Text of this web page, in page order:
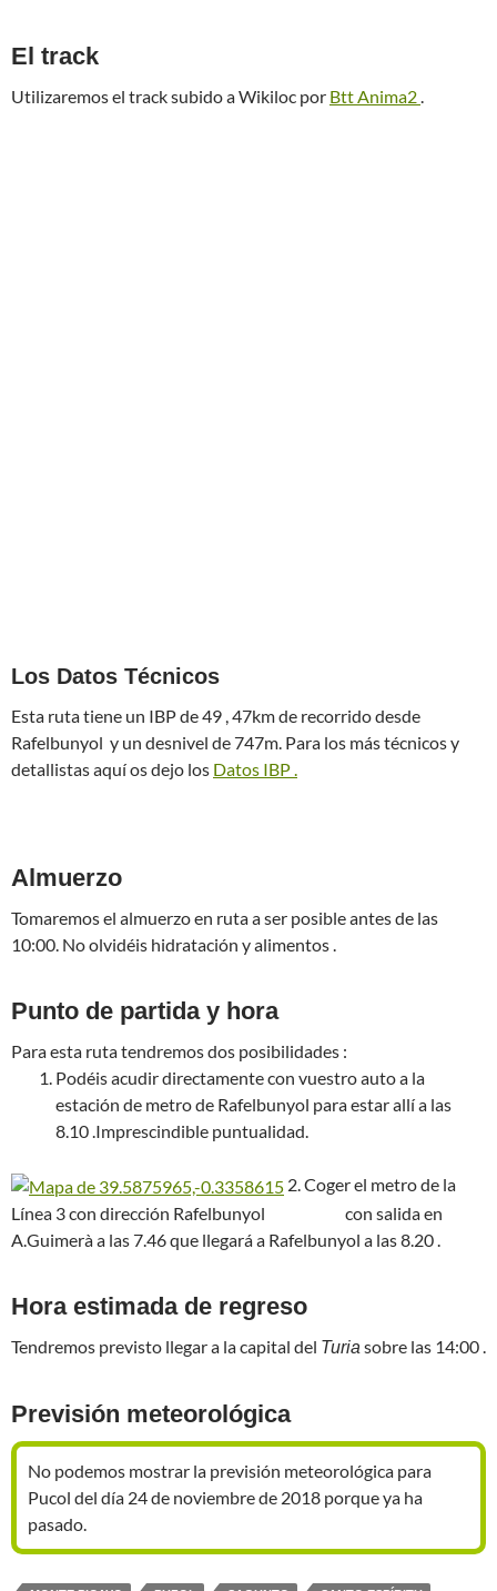
El track
Utilizaremos el track subido a Wikiloc por Btt Anima2.
Los Datos Técnicos
Esta ruta tiene un IBP de 49 , 47km de recorrido desde
Rafelbunyol y un desnivel de 747m. Para los más técnicos y
detallistas aquí os dejo los Datos IBP .
Almuerzo
Tomaremos el almuerzo en ruta a ser posible antes de las
10:00. No olvidéis hidratación y alimentos .
Punto de partida y hora
Para esta ruta tendremos dos posibilidades :
Podéis acudir directamente con vuestro auto a la
estación de metro de Rafelbunyol para estar allí a las
8.10 .Imprescindible puntualidad.
2. Coger el metro de la
Línea 3 con dirección Rafelbunyol con salida en
A.Guimerà a las 7.46 que llegará a Rafelbunyol a las 8.20 .
Hora estimada de regreso
Tendremos previsto llegar a la capital del Turia sobre las 14:00 .
Previsión meteorológica
No podemos mostrar la previsión meteorológica para
Pucol del día 24 de noviembre de 2018 porque ya ha
pasado.